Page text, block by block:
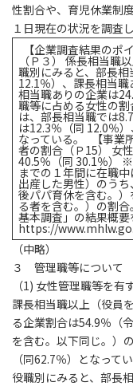
性割合や、育児休業制
１日現在の状況を調査
【企業調査結果のポ
（Ｐ３） 係長相当職
職別にみると、部長
12.1％）、課長相当
相当職ありの企業は
職等に占める女性の割
は、部長相当職では
は12.3％（同 12.0％
なっている。 【事業
者の割合（Ｐ15） 女
40.5％（同 30.1％）
までの１年間に在職
出産した男性）のう
後パパ育休を含む。
る者を含む。）の割
基本調査」の結果概要
https://
（中略）
３ 管理職等について
（1) 女性管理職等を有
課長相当職以上（役員
る企業割合は54.9％（
を含む。以下同じ。）
（同62.7％）となって
役職別にみると、部長